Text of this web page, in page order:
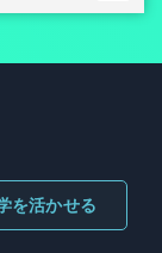
を活かせる